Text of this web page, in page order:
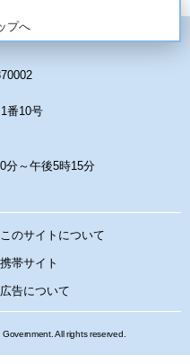
プへ
番10号
分～午後5時15分
このサイトについて
携帯サイト
広告について
All rights reserved.